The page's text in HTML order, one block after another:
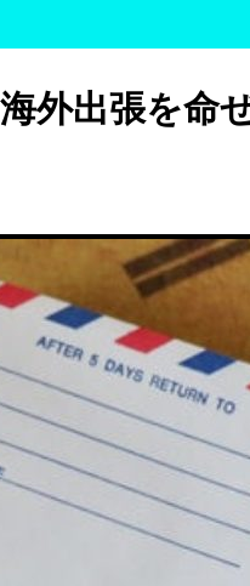
外出張を命